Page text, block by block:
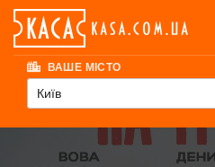
ВАШЕ МІСТО
Київ